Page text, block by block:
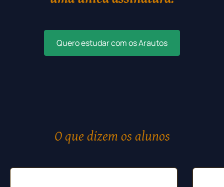
Quero estudar com os Arautos
O que dizem os alunos